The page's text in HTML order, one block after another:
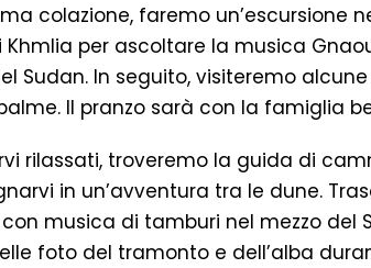
colazione, faremo un’escursione
per ascoltare la musica
Sudan. In seguito, visiteremo
Il pranzo sarà con la famiglia
rilassati, troveremo la guida di
in un’avventura tra le dune.
musica di tamburi nel mezzo del
foto del tramonto e dell’alba